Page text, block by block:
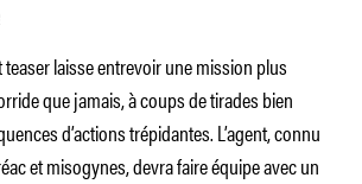
teaser laisse entrevoir une mission plus
que jamais, à coups de tirades bien
d’actions trépidantes. L’agent, connu
et misogynes, devra faire équipe avec un